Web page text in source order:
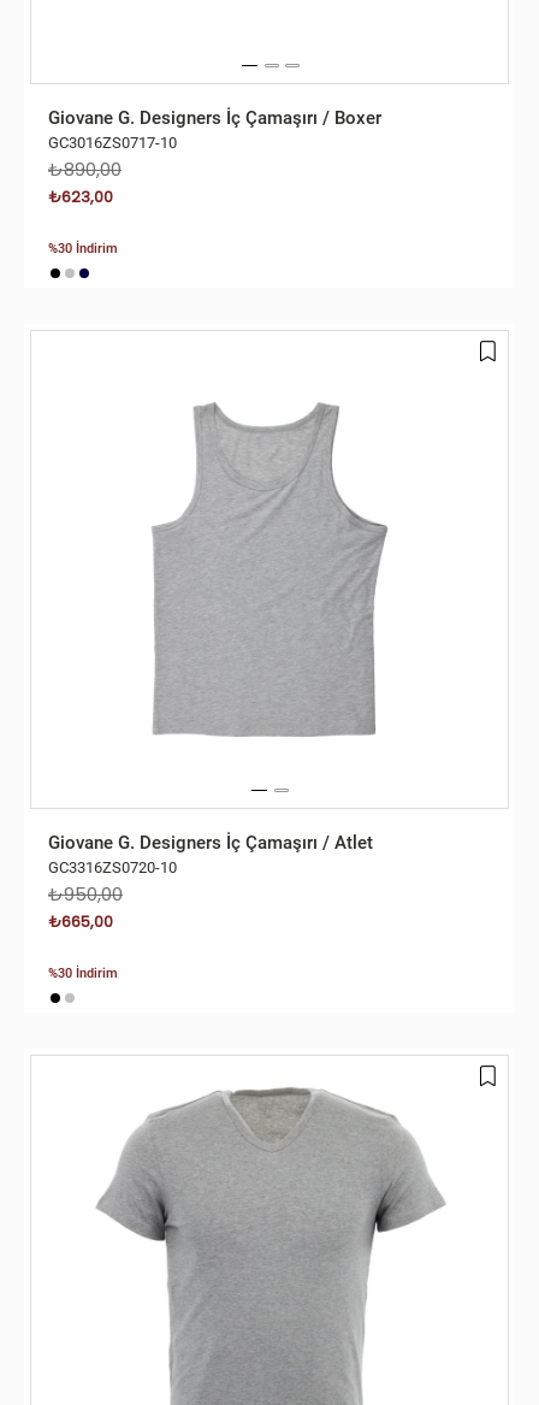
Giovane G. Designers İç Çamaşırı / Boxer
GC3016ZS0717-10
₺890,00
₺623,00
%30 İndirim
Giovane G. Designers İç Çamaşırı / Atlet
GC3316ZS0720-10
₺950,00
₺665,00
%30 İndirim